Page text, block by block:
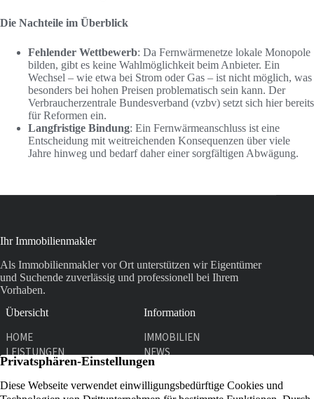
Die Nachteile im Überblick
Fehlender Wettbewerb: Da Fernwärmenetze lokale Monopole
bilden, gibt es keine Wahlmöglichkeit beim Anbieter. Ein
Wechsel – wie etwa bei Strom oder Gas – ist nicht möglich, was
besonders bei hohen Preisen problematisch sein kann. Der
Verbraucherzentrale Bundesverband (vzbv) setzt sich hier bereits
für Reformen ein.
Langfristige Bindung: Ein Fernwärmeanschluss ist eine
Entscheidung mit weitreichenden Konsequenzen über viele
Jahre hinweg und bedarf daher einer sorgfältigen Abwägung.
Ihr Immobilienmakler
Als Immobilienmakler vor Ort unterstützen wir Eigentümer
und Suchende zuverlässig und professionell bei Ihrem
Vorhaben.
Übersicht
HOME
LEISTUNGEN
UNTERNEHMEN
Information
IMMOBILIEN
NEWS
KONTAKT
Kontakt